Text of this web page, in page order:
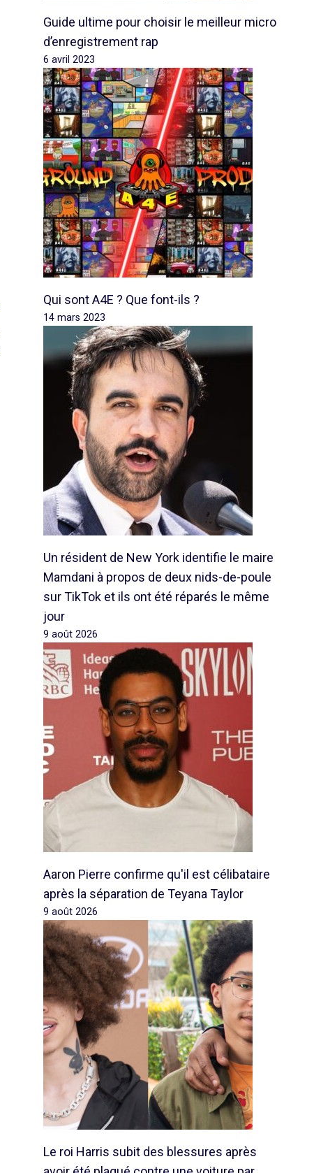
Guide ultime pour choisir le meilleur micro
d’enregistrement rap
6 avril 2023
Qui sont A4E ? Que font-ils ?
14 mars 2023
Un résident de New York identifie le maire
Mamdani à propos de deux nids-de-poule
sur TikTok et ils ont été réparés le même
jour
9 août 2026
Aaron Pierre confirme qu'il est célibataire
après la séparation de Teyana Taylor
9 août 2026
Le roi Harris subit des blessures après